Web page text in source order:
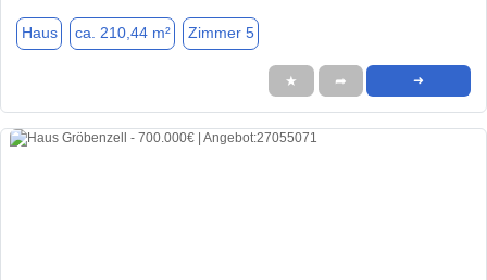
Haus ca. 210,44 m² Zimmer 5
★ ➦ ➜